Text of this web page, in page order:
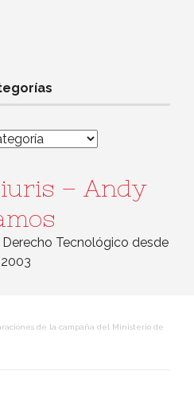
– Andy
Tecnológico desde
2003
de la campaña del Ministerio de